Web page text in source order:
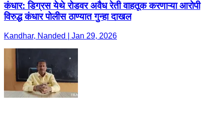
कंधार: डिग्रस येथे रोडवर अवैध रेती वाहतूक करणाऱ्या आरोपी
विरुद्ध कंधार पोलीस ठाण्यात गुन्हा दाखल
Kandhar, Nanded | Jan 29, 2026